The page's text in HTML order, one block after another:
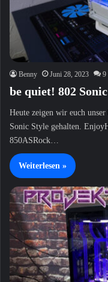
Benny Juni 28, 2023 9
be quiet! 802
Heute zeigen wir euch
Sonic Style gehalten.
850ASRock…
Weiterlesen »